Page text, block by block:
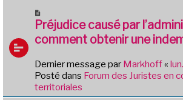
s
a
e
o
u
v
a
u
m
Préjudice causé par
comment obtenir une
Dernier message par Markhoff«
Posté dans Forum des Juristes en
territoriales